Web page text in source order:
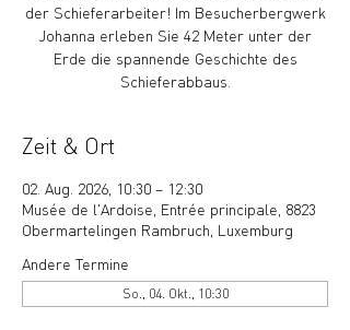
der Schieferarbeiter! Im Besucherbergwerk
Johanna erleben Sie 42 Meter unter der
Erde die spannende Geschichte des
Schieferabbaus.
Zeit & Ort
02. Aug. 2026, 10:30 – 12:30
Musée de l'Ardoise, Entrée principale, 8823
Obermartelingen Rambruch, Luxemburg
Andere Termine
So., 04. Okt., 10:30